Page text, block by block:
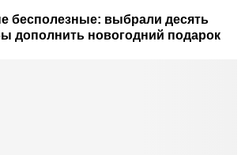
бесполезные: выбрали десять
дополнить новогодний подарок